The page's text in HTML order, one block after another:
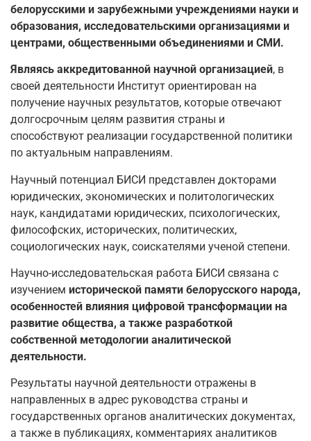
белорусскими и зарубежными учреждениями науки и
образования, исследовательскими организациями и
центрами, общественными объединениями и СМИ.
Являясь аккредитованной научной организацией, в
своей деятельности Институт ориентирован на
получение научных результатов, которые отвечают
долгосрочным целям развития страны и
способствуют реализации государственной политики
по актуальным направлениям.
Научный потенциал БИСИ представлен докторами
юридических, экономических и политологических
наук, кандидатами юридических, психологических,
философских, исторических, политических,
социологических наук, соискателями ученой степени.
Научно-исследовательская работа БИСИ связана с
изучением исторической памяти белорусского народа,
особенностей влияния цифровой трансформации на
развитие общества, а также разработкой
собственной методологии аналитической
деятельности.
Результаты научной деятельности отражены в
направленных в адрес руководства страны и
государственных органов аналитических документах,
а также в публикациях, комментариях аналитиков